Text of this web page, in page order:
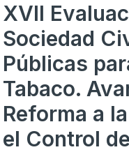
XVII
Sociedad
Públicas
Tabaco.
Reforma a
el Control